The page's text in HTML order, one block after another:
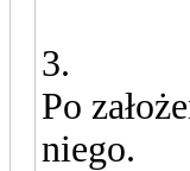
3.
Po
niego.